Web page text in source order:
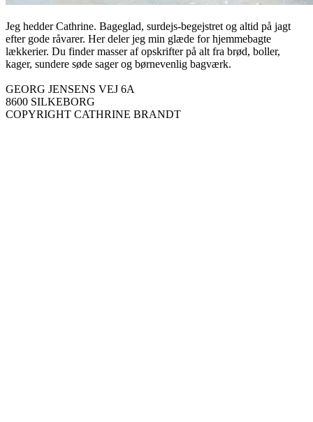
Jeg hedder Cathrine. Bageglad, surdejs-begejstret og altid på jagt
efter gode råvarer. Her deler jeg min glæde for hjemmebagte
lækkerier. Du finder masser af opskrifter på alt fra brød, boller,
kager, sundere søde sager og børnevenlig bagværk.
GEORG JENSENS VEJ 6A
8600 SILKEBORG
COPYRIGHT CATHRINE BRANDT